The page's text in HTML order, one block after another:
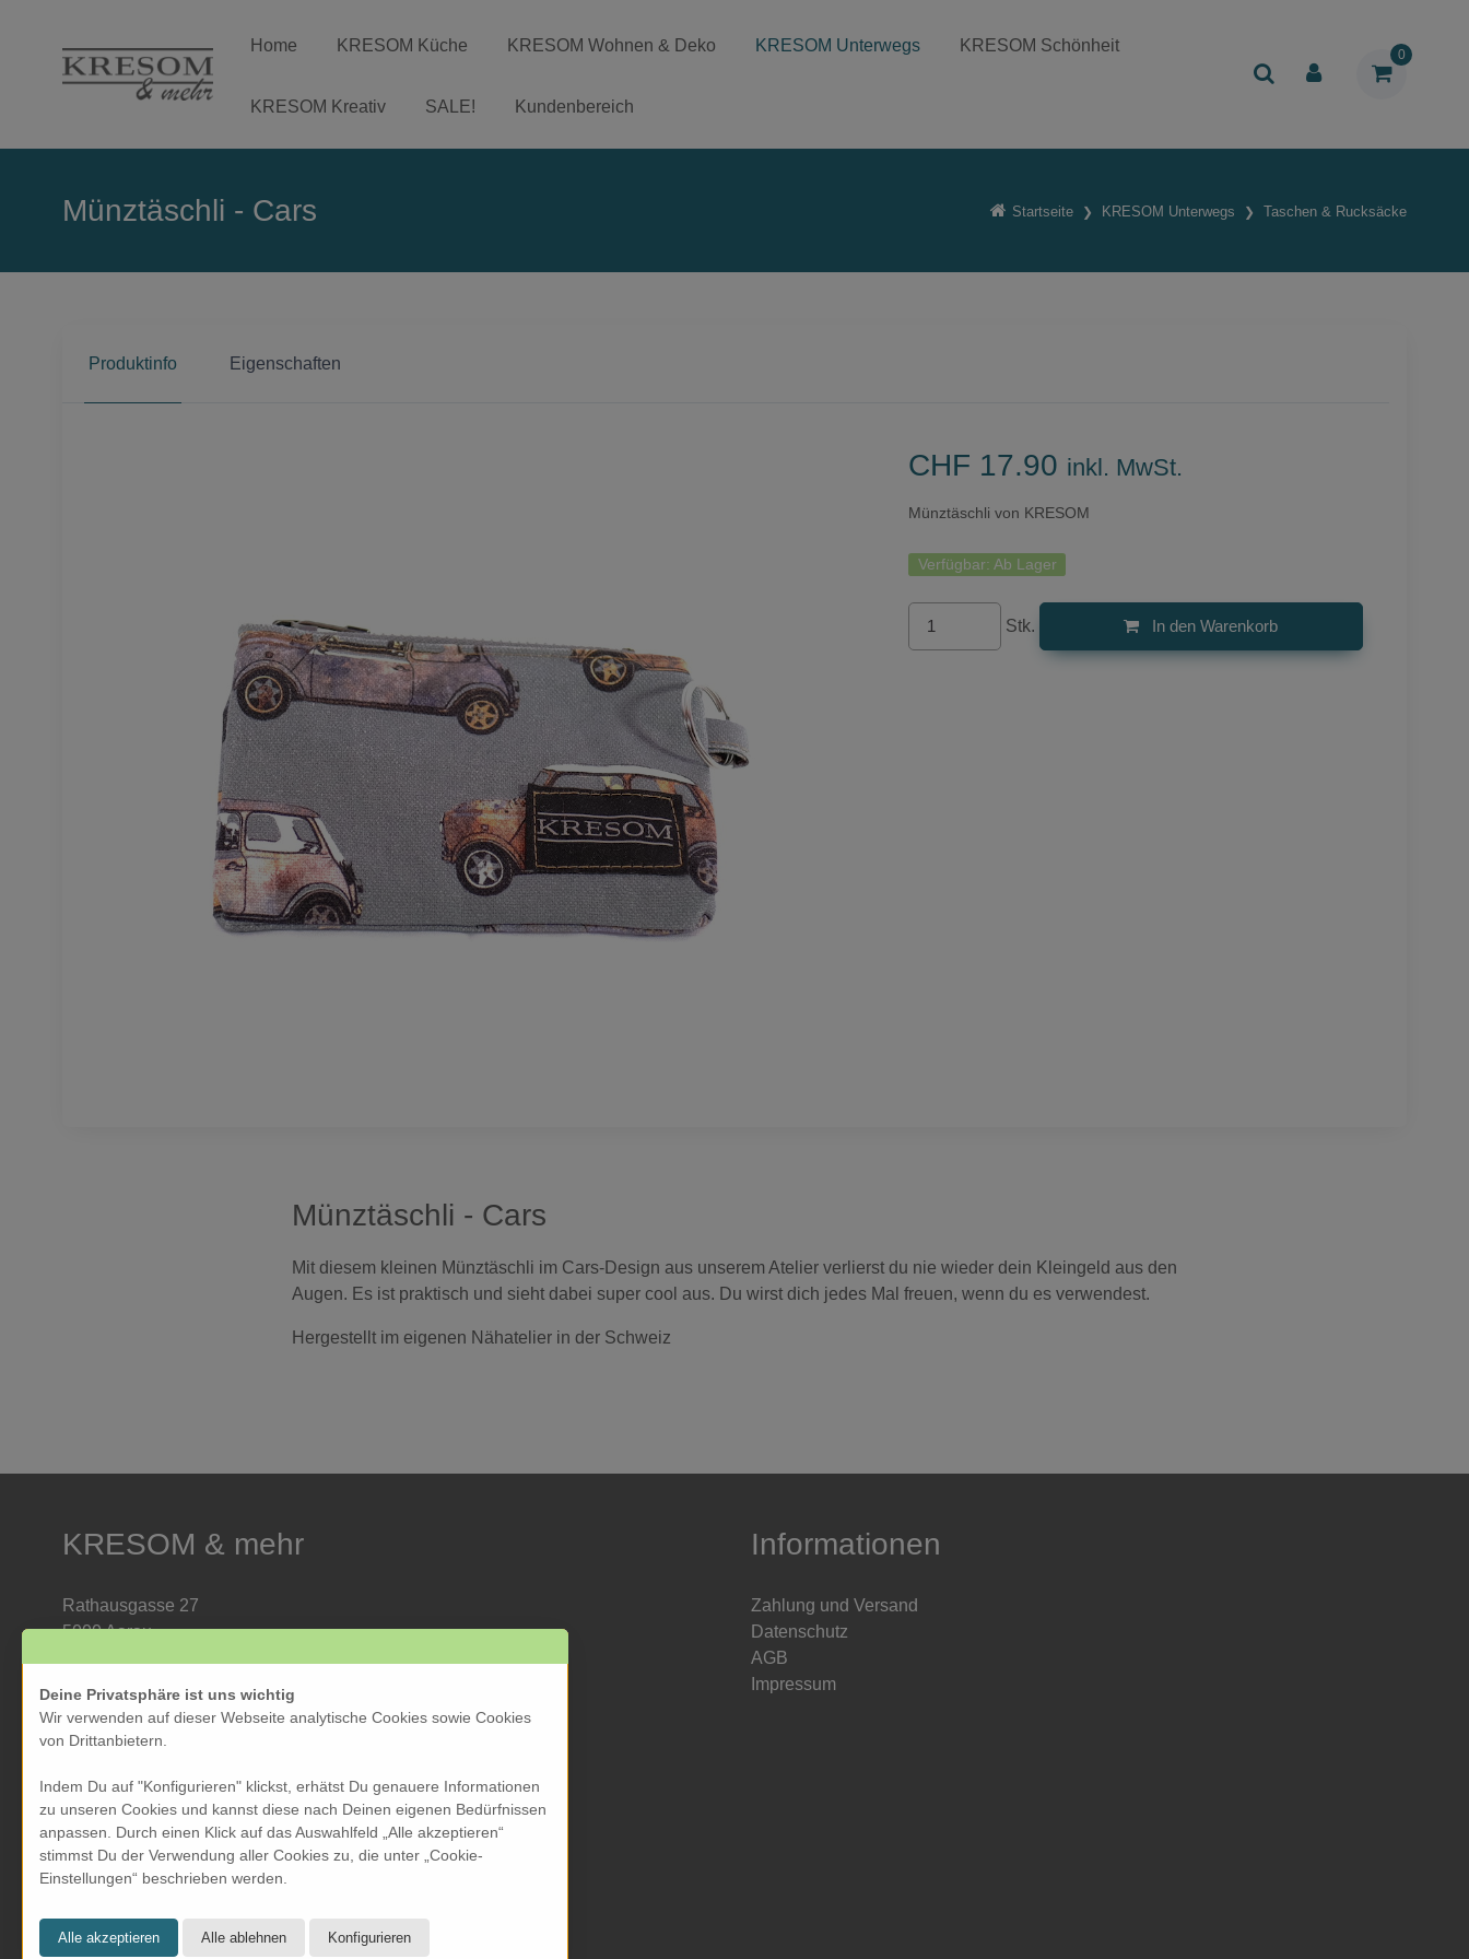
0
Home KRESOM Küche KRESOM Wohnen & Deko KRESOM Unterwegs KRESOM Schönheit
KRESOM Kreativ SALE! Kundenbereich
Startseite KRESOM Unterwegs Taschen & Rucksäcke
Münztäschli - Cars
Produktinfo Eigenschaften
CHF 17.90 inkl. MwSt.
Münztäschli von KRESOM
Verfügbar: Ab Lager
Stk. In den Warenkorb
Münztäschli - Cars
Mit diesem kleinen Münztäschli im Cars-Design aus unserem Atelier verlierst du nie wieder dein Kleingeld aus den
Augen. Es ist praktisch und sieht dabei super cool aus. Du wirst dich jedes Mal freuen, wenn du es verwendest.
Hergestellt im eigenen Nähatelier in der Schweiz
KRESOM & mehr
Rathausgasse 27
5000 Aarau
Öffnungszeiten Laden:
Samstag: 09.30 bis 17.00 Uhr
Sonntag & Montag geschlossen
Informationen
Zahlung und Versand
Datenschutz
AGB
Impressum
Deine Privatsphäre ist uns wichtig
Wir verwenden auf dieser Webseite analytische Cookies sowie Cookies
von Drittanbietern.
Indem Du auf "Konfigurieren" klickst, erhätst Du genauere Informationen
zu unseren Cookies und kannst diese nach Deinen eigenen Bedürfnissen
anpassen. Durch einen Klick auf das Auswahlfeld „Alle akzeptieren“
stimmst Du der Verwendung aller Cookies zu, die unter „Cookie-
Einstellungen“ beschrieben werden.